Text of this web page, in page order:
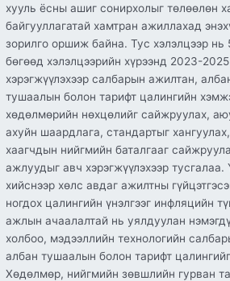
хууль ёсны ашиг сонирхолыг төлөөлөн
байгууллагатай хамтран ажиллахад
зорилго оршиж байна. Тус хэлэлцээр нь
бөгөөд хэлэлцээрийн хүрээнд 2023-
хэрэгжүүлэхээр салбарын ажилтан,
тушаалын болон тарифт цалингийн
хөдөлмөрийн нөхцөлийг сайжруулах,
ахуйн шаардлага, стандартыг
хаагчдын нийгмийн баталгааг
ажлуудыг авч хэрэгжүүлэхээр
хийснээр хөлс авдаг ажилтны
ногдох цалингийн үнэлгээг инфляцийн
ажлын ачаалалтай нь уялдуулан
холбоо, мэдээллийн технологийн
албан тушаалын болон тарифт
Хөдөлмөр, нийгмийн зөвшлийн гурван